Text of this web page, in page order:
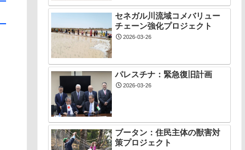
セネガル川流域コメバリュー
チェーン強化プロジェクト
2026-03-26
パレスチナ：緊急復旧計画
2026-03-26
ブータン：住民主体の獣害対
策プロジェクト